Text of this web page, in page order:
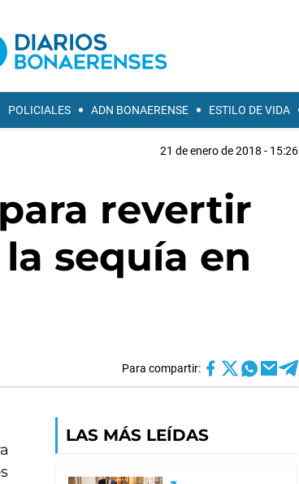
POLICIALES ADN BONAERENSE ESTILO DE VIDA
21 de enero de 2018 - 15:26
revertir
sequía en
Para compartir:
LAS MÁS LEÍDAS